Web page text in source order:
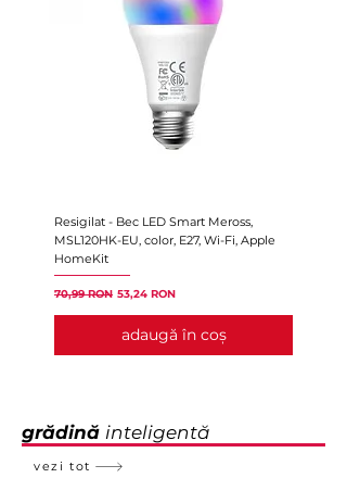
Resigilat - Bec LED Smart Meross,
MSL120HK-EU, color, E27, Wi-Fi, Apple
HomeKit
Preț normal
70,99 RON Preț redus
53,24 RON
adaugă în coș
grădină inteligentă
vezi tot